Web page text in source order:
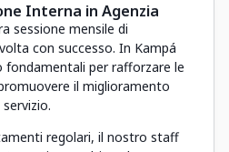
Interna in Agenzia
sessione mensile di
con successo. In Kampá
fondamentali per rafforzare le
il miglioramento
regolari, il nostro staff